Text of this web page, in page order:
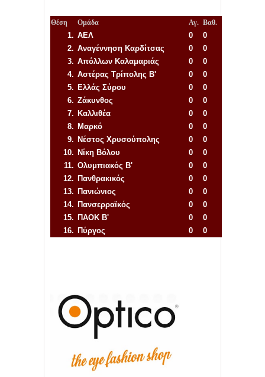
Θέση Ομάδα Αγ. Βαθ.
1. ΑΕΛ 0
0
2. Αναγέννηση Καρδίτσας 0
0
3. Απόλλων Καλαμαριάς 0
0
4. Αστέρας Τρίπολης Β' 0
0
5. Ελλάς Σύρου 0
0
6. Ζάκυνθος 0
0
7. Καλλιθέα 0
0
8. Μαρκό 0
0
9. Νέστος Χρυσούπολης 0
0
10. Νίκη Βόλου 0
0
11. Ολυμπιακός Β' 0
0
12. Πανθρακικός 0
0
13. Πανιώνιος 0
0
14. Πανσερραϊκός 0
0
15. ΠΑΟΚ Β' 0
0
16. Πύργος 0
0